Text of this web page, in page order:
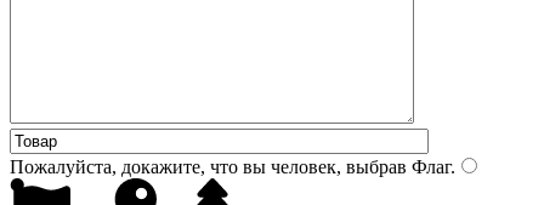
Пожалуйста, докажите, что вы человек, выбрав Флаг.